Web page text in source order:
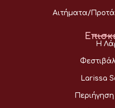
Αιτήματα/
Η
Larissa